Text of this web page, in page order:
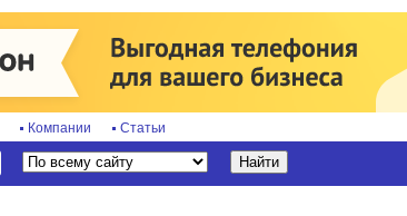
Компании Статьи